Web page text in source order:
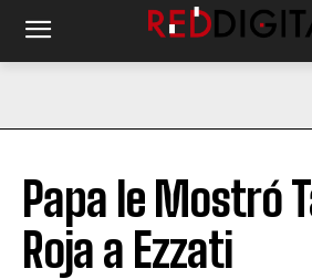
Papa le Mostró
Roja a Ezzati